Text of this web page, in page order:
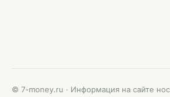
© 7-money.ru · Информация на сайте